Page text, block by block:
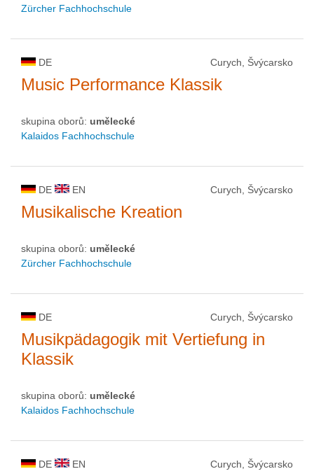
Zürcher Fachhochschule
DE Curych, Švýcarsko
Music Performance Klassik
skupina oborů: umělecké
Kalaidos Fachhochschule
DE EN Curych, Švýcarsko
Musikalische Kreation
skupina oborů: umělecké
Zürcher Fachhochschule
DE Curych, Švýcarsko
Musikpädagogik mit Vertiefung in
Klassik
skupina oborů: umělecké
Kalaidos Fachhochschule
DE EN Curych, Švýcarsko